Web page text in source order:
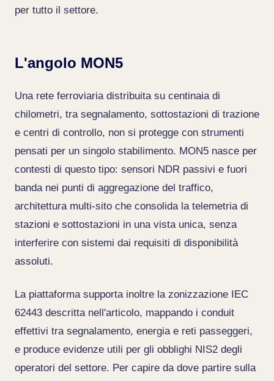
per tutto il settore.
L'angolo MON5
Una rete ferroviaria distribuita su centinaia di
chilometri, tra segnalamento, sottostazioni di trazione
e centri di controllo, non si protegge con strumenti
pensati per un singolo stabilimento. MON5 nasce per
contesti di questo tipo: sensori NDR passivi e fuori
banda nei punti di aggregazione del traffico,
architettura multi-sito che consolida la telemetria di
stazioni e sottostazioni in una vista unica, senza
interferire con sistemi dai requisiti di disponibilità
assoluti.
La piattaforma supporta inoltre la zonizzazione IEC
62443 descritta nell'articolo, mappando i conduit
effettivi tra segnalamento, energia e reti passeggeri,
e produce evidenze utili per gli obblighi NIS2 degli
operatori del settore. Per capire da dove partire sulla